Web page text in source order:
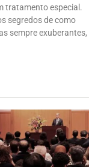
tratamento especial.
segredos de como
sempre exuberantes,